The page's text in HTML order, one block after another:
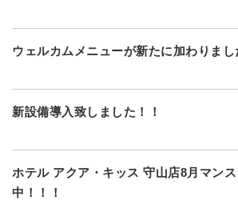
ウェルカムメニューが新たに加わりまし
新設備導入致しました！！
ホテル アクア・キッス 守山店8月マン
中！！！